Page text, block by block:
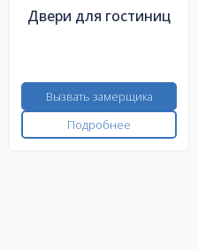
Двери для гостиниц
Вызвать замерщика
Подробнее